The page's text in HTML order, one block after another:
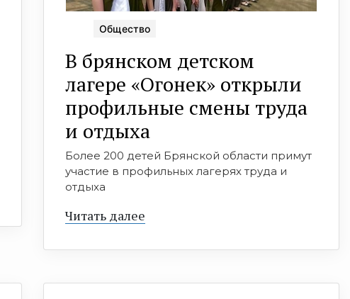
Общество
В брянском детском
лагере «Огонек» открыли
профильные смены труда
и отдыха
Более 200 детей Брянской области примут
участие в профильных лагерях труда и
отдыха
Читать далее